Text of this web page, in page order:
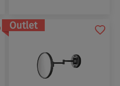
Outlet